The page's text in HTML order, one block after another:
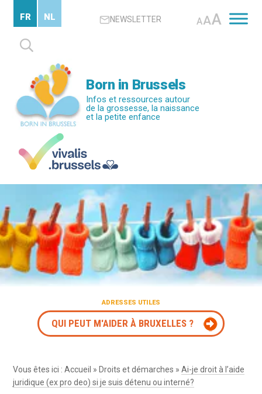
contenu
principal
NEWSLETTER AAA
Rechercher :
FR NL
Born in Brussels
Infos et ressources autour
de la grossesse, la naissance
et la petite enfance
ADRESSES UTILES
QUI PEUT M'AIDER À BRUXELLES ?
Vous êtes ici :Accueil » Droits et démarches »Ai-je droit à l’aide
juridique (ex pro deo) si je suis détenu ou interné?